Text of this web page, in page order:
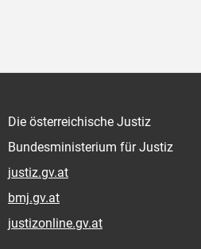
Die österreichische Justiz
Bundesministerium für Justiz
justiz.gv.at
bmj.gv.at
justizonline.gv.at